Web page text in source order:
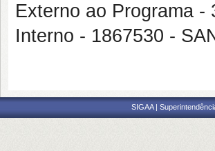
Externo ao Programa
Interno - 1867530 -
SIGAA |